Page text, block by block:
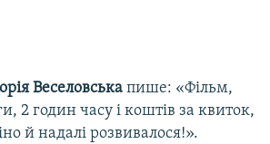
Веселовська пише: «Фільм,
2 годин часу і коштів за квиток,
й надалі розвивалося!».